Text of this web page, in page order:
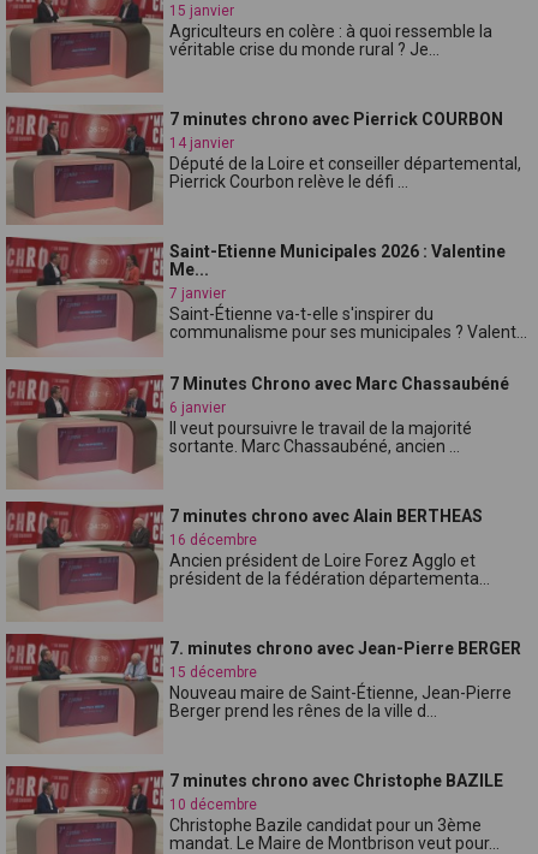
15 janvier
Agriculteurs en colère : à quoi ressemble la
véritable crise du monde rural ? Je...
7 minutes chrono avec Pierrick COURBON
14 janvier
Député de la Loire et conseiller départemental,
Pierrick Courbon relève le défi ...
Saint-Etienne Municipales 2026 : Valentine
Me...
7 janvier
Saint-Étienne va-t-elle s'inspirer du
communalisme pour ses municipales ? Valent...
7 Minutes Chrono avec Marc Chassaubéné
6 janvier
Il veut poursuivre le travail de la majorité
sortante. Marc Chassaubéné, ancien ...
7 minutes chrono avec Alain BERTHEAS
16 décembre
Ancien président de Loire Forez Agglo et
président de la fédération départementa...
7. minutes chrono avec Jean-Pierre BERGER
15 décembre
Nouveau maire de Saint-Étienne, Jean-Pierre
Berger prend les rênes de la ville d...
7 minutes chrono avec Christophe BAZILE
10 décembre
Christophe Bazile candidat pour un 3ème
mandat. Le Maire de Montbrison veut pour...